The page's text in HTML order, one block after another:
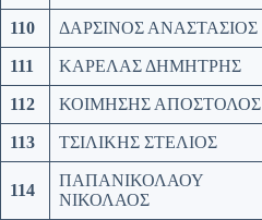
110 ΔΑΡΣΙΝΟΣ ΑΝΑΣΤΑΣΙΟΣ
111 ΚΑΡΕΛΑΣ ΔΗΜΗΤΡΗΣ
112 ΚΟΙΜΗΣΗΣ ΑΠΟΣΤΟΛΟΣ
113 ΤΣΙΛΙΚΗΣ ΣΤΕΛΙΟΣ
114
ΠΑΠΑΝΙΚΟΛΑΟΥ
ΝΙΚΟΛΑΟΣ